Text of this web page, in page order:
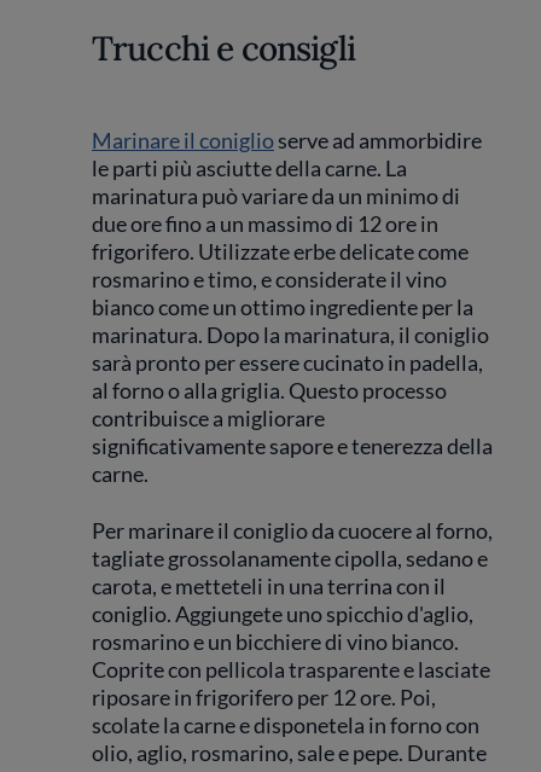
Trucchi e consigli
Marinare il coniglioserve ad ammorbidire
le parti più asciutte della carne. La
marinatura può variare da un minimo di
due ore fino a un massimo di 12 ore in
frigorifero. Utilizzate erbe delicate come
rosmarino e timo, e considerate il vino
bianco come un ottimo ingrediente per la
marinatura. Dopo la marinatura, il coniglio
sarà pronto per essere cucinato in padella,
al forno o alla griglia. Questo processo
contribuisce a migliorare
significativamente sapore e tenerezza della
carne.
Per marinare il coniglio da cuocere al forno,
tagliate grossolanamente cipolla, sedano e
carota, e metteteli in una terrina con il
coniglio. Aggiungete uno spicchio d'aglio,
rosmarino e un bicchiere di vino bianco.
Coprite con pellicola trasparente e lasciate
riposare in frigorifero per 12 ore. Poi,
scolate la carne e disponetela in forno con
olio, aglio, rosmarino, sale e pepe. Durante